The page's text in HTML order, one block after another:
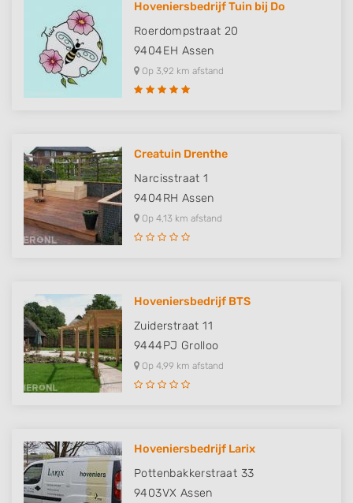
Hoveniersbedrijf Tuin bij Do
Roerdompstraat 20
9404EH Assen
Op 3,92 km afstand
Creatuin Drenthe
Narcisstraat 1
9404RH Assen
Op 4,13 km afstand
Hoveniersbedrijf BTS
Zuiderstraat 11
9444PJ Grolloo
Op 4,99 km afstand
Hoveniersbedrijf Larix
Pottenbakkerstraat 33
9403VX Assen